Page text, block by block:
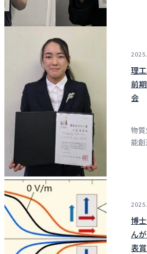
理
前
会
物
能
博
ん
表